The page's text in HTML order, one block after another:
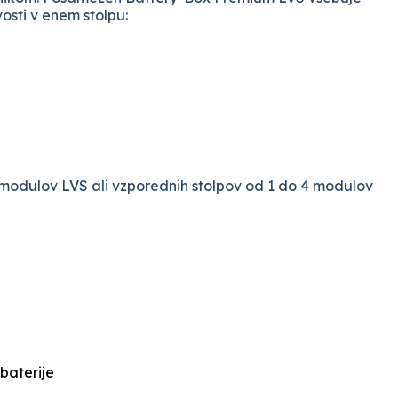
v enem stolpu:
LVS ali vzporednih stolpov od 1 do 4 modulov